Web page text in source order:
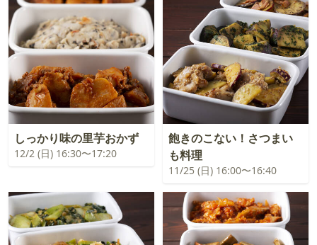
しっかり味の里芋おかず
12/2 (日) 16:30〜17:20
飽きのこない！さつまい
も料理
11/25 (日) 16:00〜16:40